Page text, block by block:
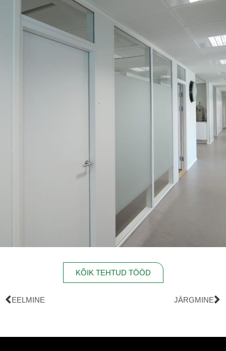
KÕIK TEHTUD TÖÖD
EELMINE JÄRGMINE